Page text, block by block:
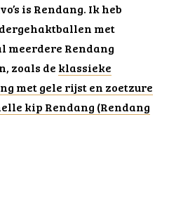
is Rendang. Ik heb
met
meerdere Rendang
zoals de klassieke
met gele rijst en zoetzure
kip Rendang (Rendang